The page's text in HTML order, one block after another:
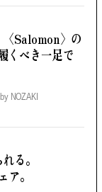
〈Salomon〉の
くべき一足で
NOZAKI
る。
。